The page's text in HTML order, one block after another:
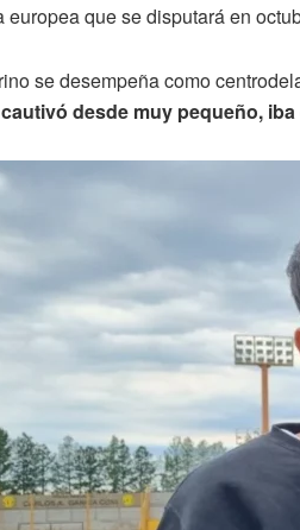
europea que se disputará en
se desempeña como
desde muy pequeño,